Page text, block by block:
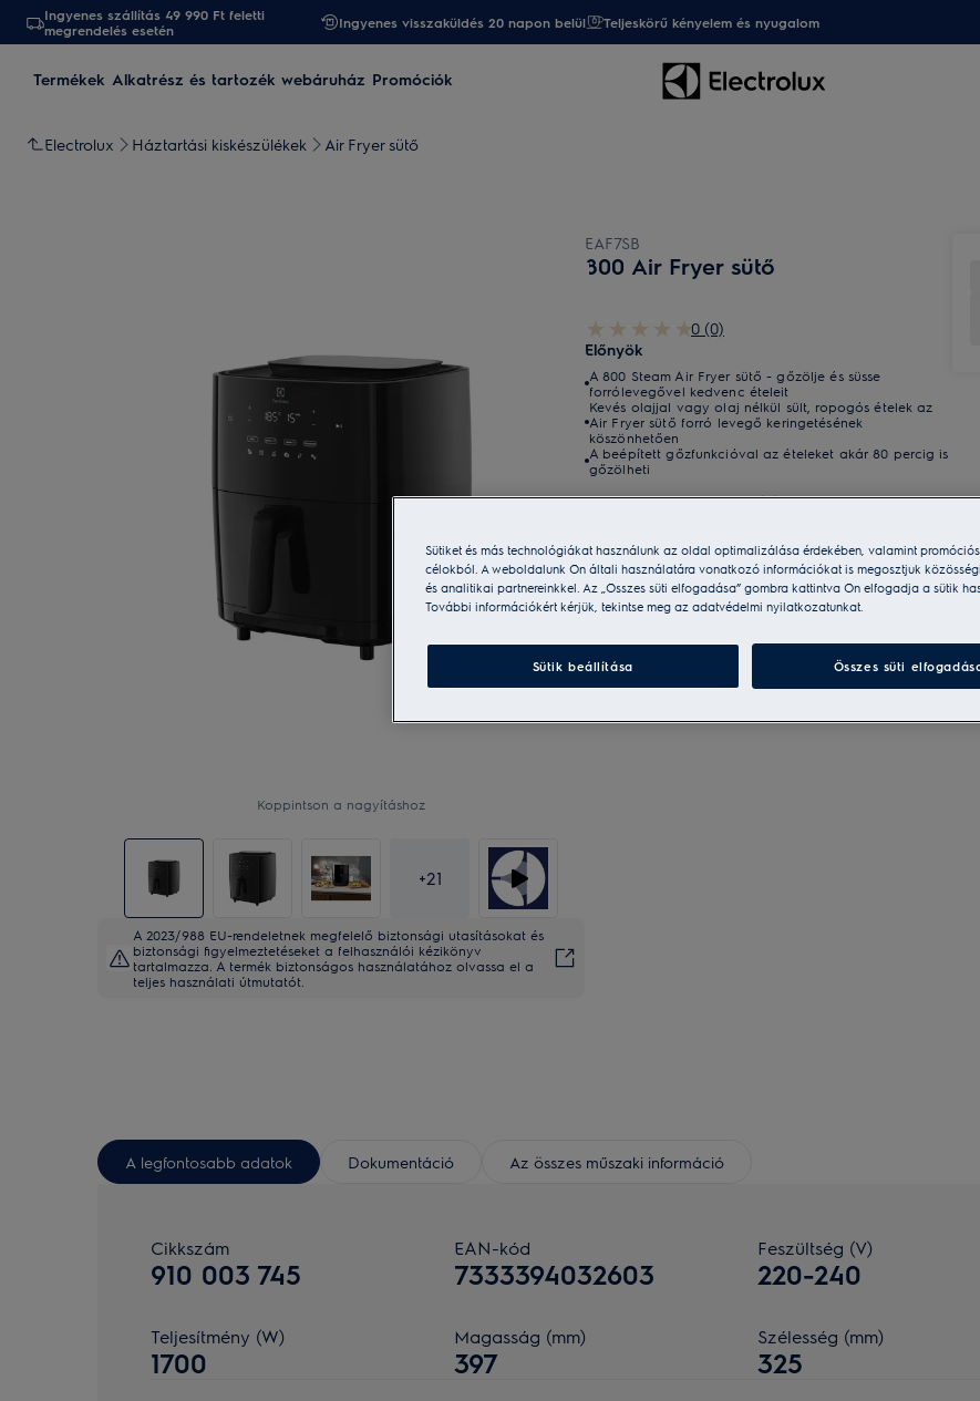
Ingyenes szállítás 49 990 Ft feletti
megrendelés esetén
Ingyenes visszaküldés 20 napon belül Teljeskörű kényelem és nyugalom
Termékek Alkatrész és tartozék webáruház Promóciók
Electrolux Háztartási kiskészülékek Air Fryer sütő
Koppintson a nagyításhoz
+21
A 2023/988 EU-rendeletnek megfelelő biztonsági utasításokat és
biztonsági figyelmeztetéseket a felhasználói kézikönyv
tartalmazza. A termék biztonságos használatához olvassa el a
teljes használati útmutatót.
EAF7SB
800 Air Fryer sütő
0 (0)
Előnyök
A 800 Steam Air Fryer sütő - gőzölje és süsse
forrólevegővel kedvenc ételeit
Kevés olajjal vagy olaj nélkül sült, ropogós ételek az
Air Fryer sütő forró levegő keringetésének
köszönhetően
A beépített gőzfunkcióval az ételeket akár 80 percig is
gőzölheti
Házhozszállítás 1 990 Ft Ingyenes
A legfontosabb adatok Dokumentáció Az összes műszaki információ
Cikkszám
910 003 745
EAN-kód
7333394032603
Feszültség (V)
220-240
Teljesítmény (W)
1700
Magasság (mm)
397
Szélesség (mm)
325
Sütiket és más technológiákat használunk az oldal optimalizálása érdekében, valamint
célokból. A weboldalunk Ön általi használatára vonatkozó információkat is megosztjuk
és analitikai partnereinkkel. Az „Összes süti elfogadása” gombra kattintva Ön elfogadja a sütik
További információkért kérjük, tekintse meg az adatvédelmi nyilatkozatunkat.
Sütik beállítása Összes süti